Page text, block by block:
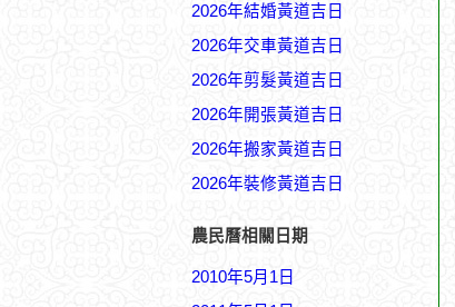
2026年結婚黃道吉日
2026年交車黃道吉日
2026年剪髮黃道吉日
2026年開張黃道吉日
2026年搬家黃道吉日
2026年裝修黃道吉日
農民曆相關日期
2010年5月1日